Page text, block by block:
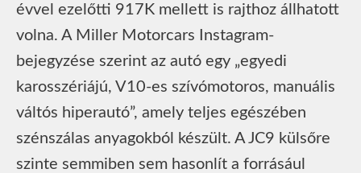
évvel ezelőtti 917K mellett is rajthoz állhatott
volna. A Miller Motorcars Instagram-
bejegyzése szerint az autó egy „egyedi
karosszériájú, V10-es szívómotoros, manuális
váltós hiperautó”, amely teljes egészében
szénszálas anyagokból készült. A JC9 külsőre
szinte semmiben sem hasonlít a forrásául